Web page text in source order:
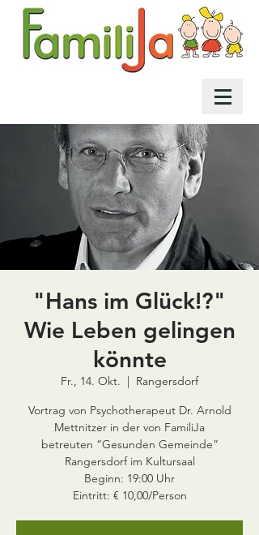
"Hans im Glück!?"
Wie Leben gelingen
könnte
Fr., 14. Okt.
  |
Rangersdorf
Vortrag von Psychotherapeut Dr. Arnold
Mettnitzer in der von FamiliJa
betreuten “Gesunden Gemeinde”
Rangersdorf im Kultursaal
Beginn: 19:00 Uhr